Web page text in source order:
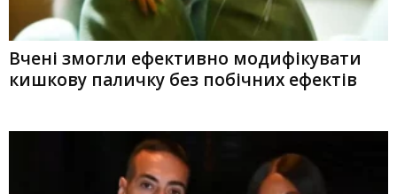
Вчені змогли ефективно модифікувати
кишкову паличку без побічних ефектів